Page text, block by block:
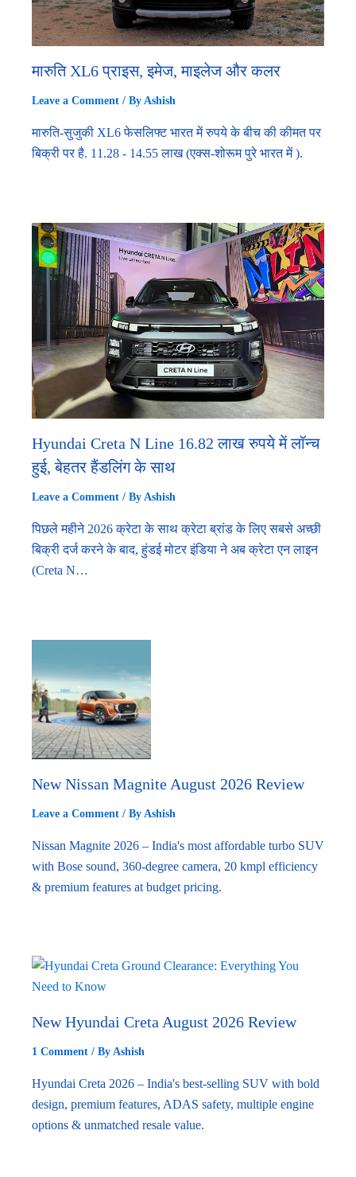
मारुति XL6 प्राइस, इमेज, माइलेज और कलर
Leave a Comment / By Ashish
मारुति-सुजुकी XL6 फेसलिफ्ट भारत में रुपये के बीच की कीमत पर
बिक्री पर है. 11.28 - 14.55 लाख (एक्स-शोरूम पुरे भारत में ).
Hyundai Creta N Line 16.82 लाख रुपये में लॉन्च
हुई, बेहतर हैंडलिंग के साथ
Leave a Comment / By Ashish
पिछले महीने 2026 क्रेटा के साथ क्रेटा ब्रांड के लिए सबसे अच्छी
बिक्री दर्ज करने के बाद, हुंडई मोटर इंडिया ने अब क्रेटा एन लाइन
(Creta N…
New Nissan Magnite August 2026 Review
Leave a Comment / By Ashish
Nissan Magnite 2026 – India's most affordable turbo SUV
with Bose sound, 360-degree camera, 20 kmpl efficiency
& premium features at budget pricing.
New Hyundai Creta August 2026 Review
1 Comment / By Ashish
Hyundai Creta 2026 – India's best-selling SUV with bold
design, premium features, ADAS safety, multiple engine
options & unmatched resale value.